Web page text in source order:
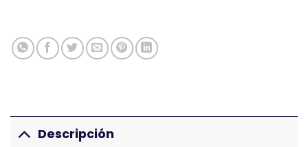
Descripción